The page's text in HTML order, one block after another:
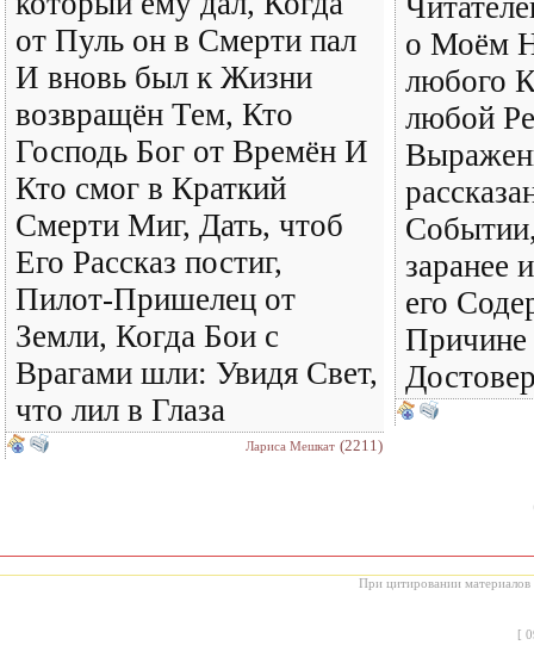
от Пуль он в Смерти пал
И вновь был к Жизни
возвращён Тем, Кто
Господь Бог от Времён И
Кто смог в Краткий
Смерти Миг, Дать, чтоб
Его Рассказ постиг,
Пилот-Пришелец от
Земли, Когда Бои с
Врагами шли: Увидя Свет,
что лил в Глаза
Лариса Мешкат (2211)
о Моём
любого
любой
заранее
его
Причине
При цитировании материалов
[